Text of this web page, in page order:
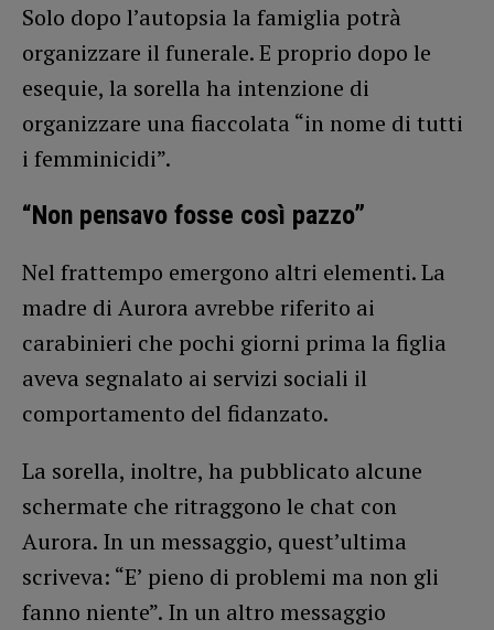
Solo dopo l’autopsia la famiglia potrà
organizzare il funerale. E proprio dopo le
esequie, la sorella ha intenzione di
organizzare una fiaccolata “in nome di tutti
i femminicidi”.
“Non pensavo fosse così pazzo”
Nel frattempo emergono altri elementi. La
madre di Aurora avrebbe riferito ai
carabinieri che pochi giorni prima la figlia
aveva segnalato ai servizi sociali il
comportamento del fidanzato.
La sorella, inoltre, ha pubblicato alcune
schermate che ritraggono le chat con
Aurora. In un messaggio, quest’ultima
scriveva: “E’ pieno di problemi ma non gli
fanno niente”. In un altro messaggio